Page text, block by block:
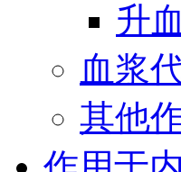
升
血浆
其他